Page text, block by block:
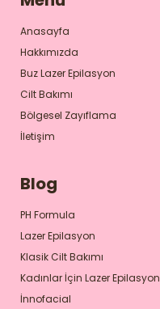
Anasayfa
Hakkımızda
Buz Lazer Epilasyon
Cilt Bakımı
Bölgesel Zayıflama
İletişim
Blog
PH Formula
Lazer Epilasyon
Klasik Cilt Bakımı
Kadınlar İçin Lazer Epilasyon
İnnofacial